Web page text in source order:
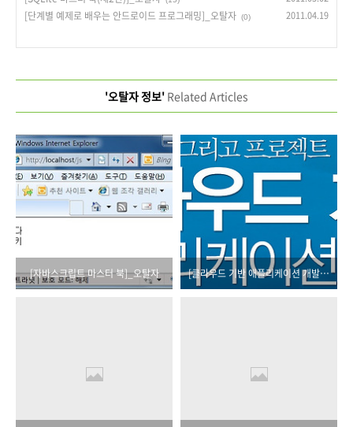
[단계별 예제로 배우는 안드로이드 프로그래밍]_오탈자 (0) 2011.04.19
'오탈자 정보' Related Articles
[자바스크립트 마스터 북]_오탈자 [클라우드 기반 애플리케이션 개발]_오탈자